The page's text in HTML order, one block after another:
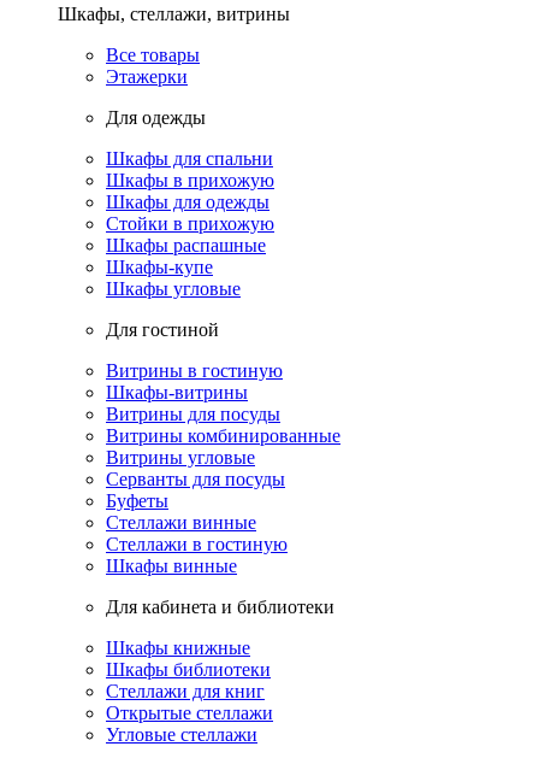
Шкафы, стеллажи, витрины
Все товары
Этажерки
Для одежды
Шкафы для спальни
Шкафы в прихожую
Шкафы для одежды
Стойки в прихожую
Шкафы распашные
Шкафы-купе
Шкафы угловые
Для гостиной
Витрины в гостиную
Шкафы-витрины
Витрины для посуды
Витрины комбинированные
Витрины угловые
Серванты для посуды
Буфеты
Стеллажи винные
Стеллажи в гостиную
Шкафы винные
Для кабинета и библиотеки
Шкафы книжные
Шкафы библиотеки
Стеллажи для книг
Открытые стеллажи
Угловые стеллажи